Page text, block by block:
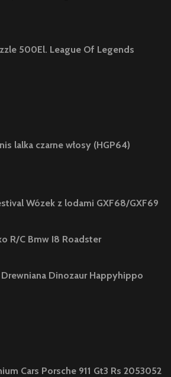
500El. League Of Legends
lalka czarne włosy (HGP64)
Wózek z lodami GXF68/GXF69
R/C Bmw I8 Roadster
Dinozaur Happyhippo
Cars Porsche 911 Gt3 Rs 2053052